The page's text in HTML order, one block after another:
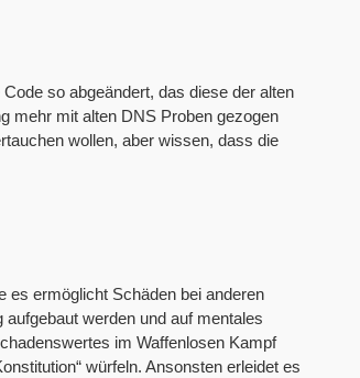
so abgeändert, das diese der alten
mehr mit alten DNS Proben gezogen
wollen, aber wissen, dass die
es ermöglicht Schäden bei anderen
werden und auf mentales
im Waffenlosen Kampf
würfeln. Ansonsten erleidet es